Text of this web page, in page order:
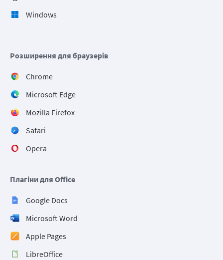
Windows
Розширення для браузерів
Chrome
Microsoft Edge
Mozilla Firefox
Safari
Opera
Плагіни для Office
Google Docs
Microsoft Word
Apple Pages
LibreOffice